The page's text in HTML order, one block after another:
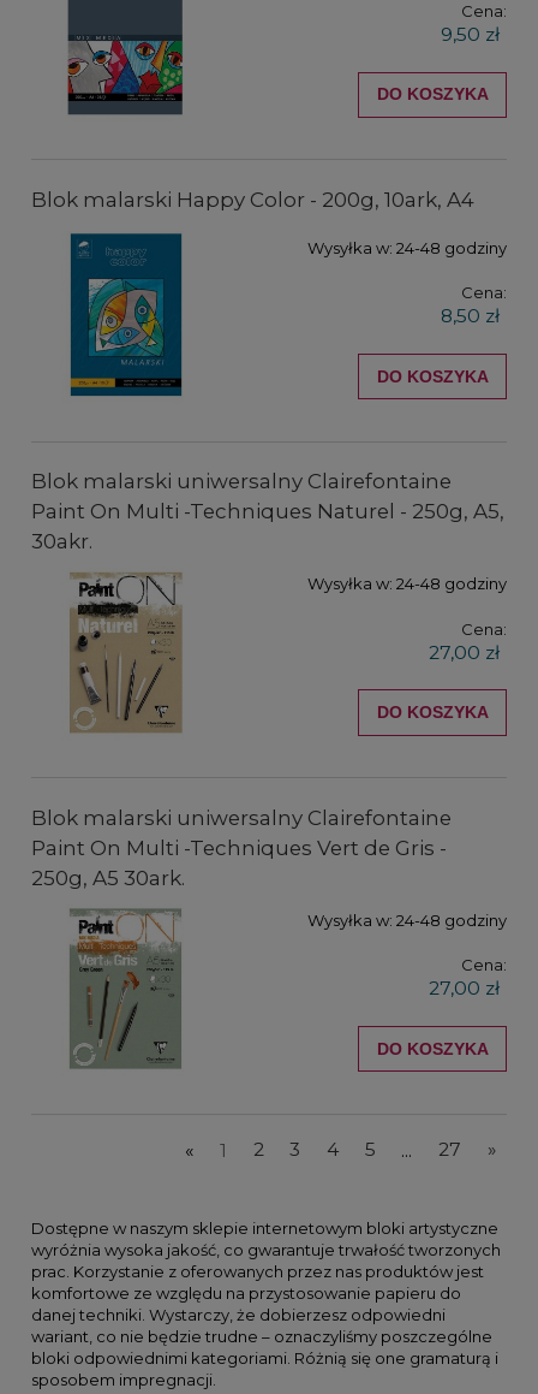
Cena:
9,50 zł
DO KOSZYKA
Blok malarski Happy Color - 200g, 10ark, A4
Wysyłka w: 24-48 godziny
Cena:
8,50 zł
DO KOSZYKA
Blok malarski uniwersalny Clairefontaine
Paint On Multi -Techniques Naturel - 250g, A5,
30akr.
Wysyłka w: 24-48 godziny
Cena:
27,00 zł
DO KOSZYKA
Blok malarski uniwersalny Clairefontaine
Paint On Multi -Techniques Vert de Gris -
250g, A5 30ark.
Wysyłka w: 24-48 godziny
Cena:
27,00 zł
DO KOSZYKA
« 1 2 3 4 5 ... 27 »
Dostępne w naszym sklepie internetowym bloki artystyczne
wyróżnia wysoka jakość, co gwarantuje trwałość tworzonych
prac. Korzystanie z oferowanych przez nas produktów jest
komfortowe ze względu na przystosowanie papieru do
danej techniki. Wystarczy, że dobierzesz odpowiedni
wariant, co nie będzie trudne – oznaczyliśmy poszczególne
bloki odpowiednimi kategoriami. Różnią się one gramaturą i
sposobem impregnacji.